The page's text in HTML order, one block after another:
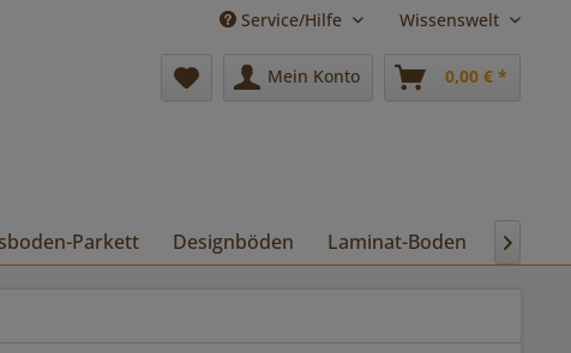
Service/Hilfe Wissenswelt
Mein Konto 0,00 € *
Parkett Designböden Laminat-Boden Pflege
